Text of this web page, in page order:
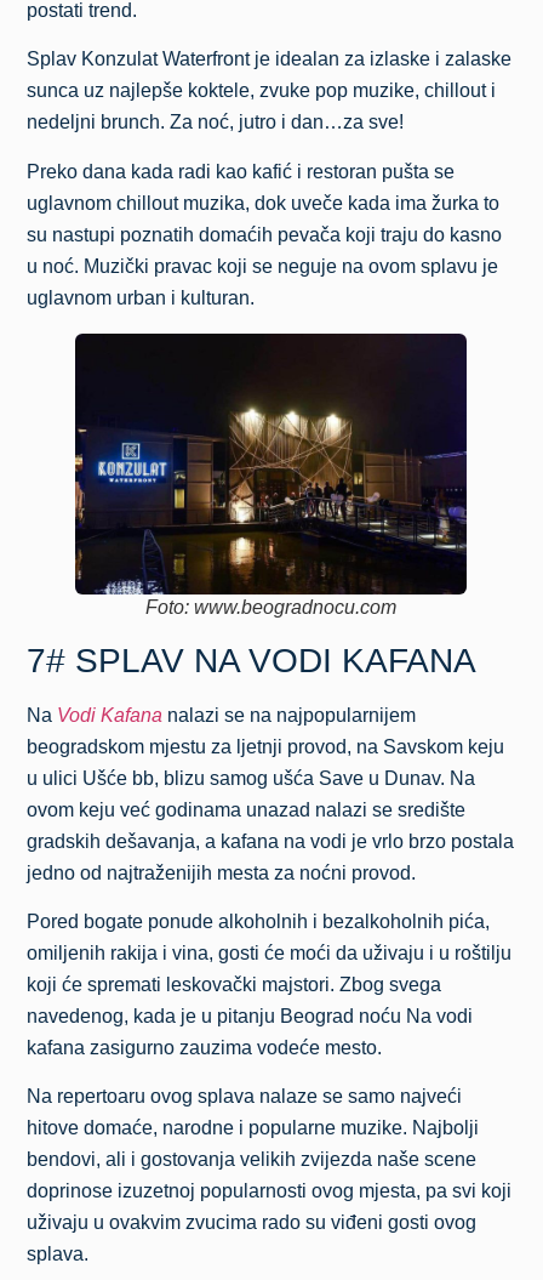
postati trend.
Splav Konzulat Waterfront je idealan za izlaske i zalaske
sunca uz najlepše koktele, zvuke pop muzike, chillout i
nedeljni brunch. Za noć, jutro i dan…za sve!
Preko dana kada radi kao kafić i restoran pušta se
uglavnom chillout muzika, dok uveče kada ima žurka to
su nastupi poznatih domaćih pevača koji traju do kasno
u noć. Muzički pravac koji se neguje na ovom splavu je
uglavnom urban i kulturan.
Foto: www.beogradnocu.com
7# SPLAV NA VODI KAFANA
Na Vodi Kafana nalazi se na najpopularnijem
beogradskom mjestu za ljetnji provod, na Savskom keju
u ulici Ušće bb, blizu samog ušća Save u Dunav. Na
ovom keju već godinama unazad nalazi se središte
gradskih dešavanja, a kafana na vodi je vrlo brzo postala
jedno od najtraženijih mesta za noćni provod.
Pored bogate ponude alkoholnih i bezalkoholnih pića,
omiljenih rakija i vina, gosti će moći da uživaju i u roštilju
koji će spremati leskovački majstori. Zbog svega
navedenog, kada je u pitanju Beograd noću Na vodi
kafana zasigurno zauzima vodeće mesto.
Na repertoaru ovog splava nalaze se samo najveći
hitove domaće, narodne i popularne muzike. Najbolji
bendovi, ali i gostovanja velikih zvijezda naše scene
doprinose izuzetnoj popularnosti ovog mjesta, pa svi koji
uživaju u ovakvim zvucima rado su viđeni gosti ovog
splava.